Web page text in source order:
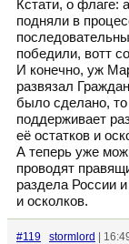
Кстати, о флаге:
подняли в
победили, вотт
И конечно, уж
развязал
было сделано, то
поддерживает
её остатков и
А теперь уже
проводят
раздела России
и осколков.
#119 stormlord |